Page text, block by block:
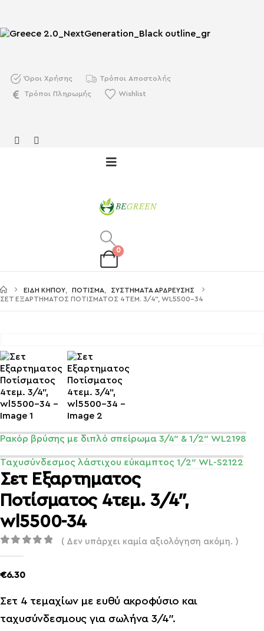
Όροι Χρήσης Τρόποι Αποστολής
Τρόποι Πληρωμής Wishlist
0
ΕΊΔΗ ΚΉΠΟΥ ΠΌΤΙΣΜΑ
ΣΥΣΤΉΜΑΤΑ ΆΡΔΡΕΥΣΗΣ
ΣΕΤ ΕΞΑΡΤΗΜΑΤΟΣ ΠΟΤΊΣΜΑΤΟΣ 4ΤΕΜ. 3/4″, WL5500-34
Ρακόρ βρύσης με διπλό σπείρωμα 3/4″ & 1/2″ WL2198
Ταχυσύνδεσμος λάστιχου εύκαμπτος 1/2″ WL-S2122
Σετ Εξαρτηματος
Ποτίσματος 4τεμ. 3/4″,
wl5500-34
( Δεν υπάρχει καμία αξιολόγηση ακόμη. )
€6.30
Σετ 4 τεμαχίων με ευθύ ακροφύσιο και
ταχυσύνδεσμους για σωλήνα 3/4″.